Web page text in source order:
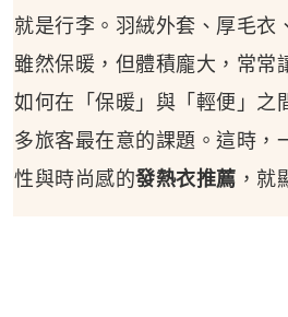
就是行李。羽絨外套、厚毛衣
雖然保暖，但體積龐大，常常
如何在「保暖」與「輕便」之
多旅客最在意的課題。這時，
性與時尚感的發熱衣推薦 ，就